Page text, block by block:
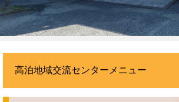
高泊地域交流センターメニュー